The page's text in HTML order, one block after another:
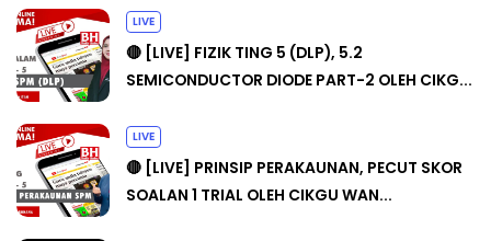
LIVE
🔴 [LIVE] FIZIK TING 5 (DLP), 5.2
SEMICONDUCTOR DIODE PART-2 OLEH CIKG...
LIVE
🔴 [LIVE] PRINSIP PERAKAUNAN, PECUT SKOR
SOALAN 1 TRIAL OLEH CIKGU WAN...